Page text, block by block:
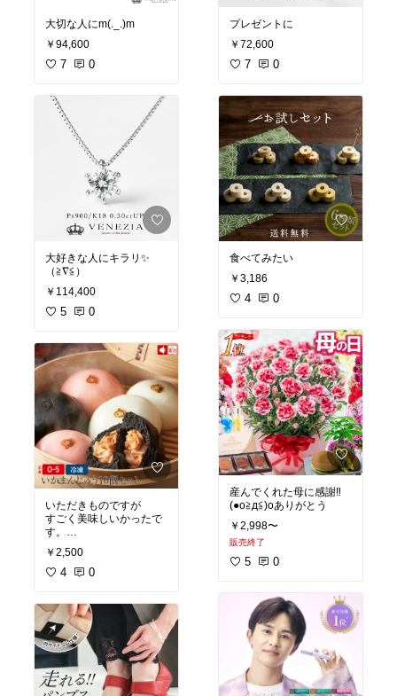
大切な人にm(._.)m
￥94,600
7 0
大好きな人にキラリ✨
（≧∇≦）
￥114,400
5 0
いただきものですが
すごく美味しいかったで
す。
( ⁼̴̶̤̀ω⁼̴̶̤́ )
￥2,500
4 0
プレゼントに
￥72,600
7 0
食べてみたい
￥3,186
4 0
産んでくれた母に感謝‼️
(●o≧д≦)oありがとう
￥2,998〜
販売終了
5 0